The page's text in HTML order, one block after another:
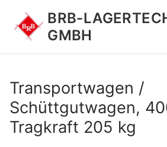
Inhalt
springen
BRB-
GMBH
Transportwagen /
Schüttgutwagen,
Tragkraft 205 kg